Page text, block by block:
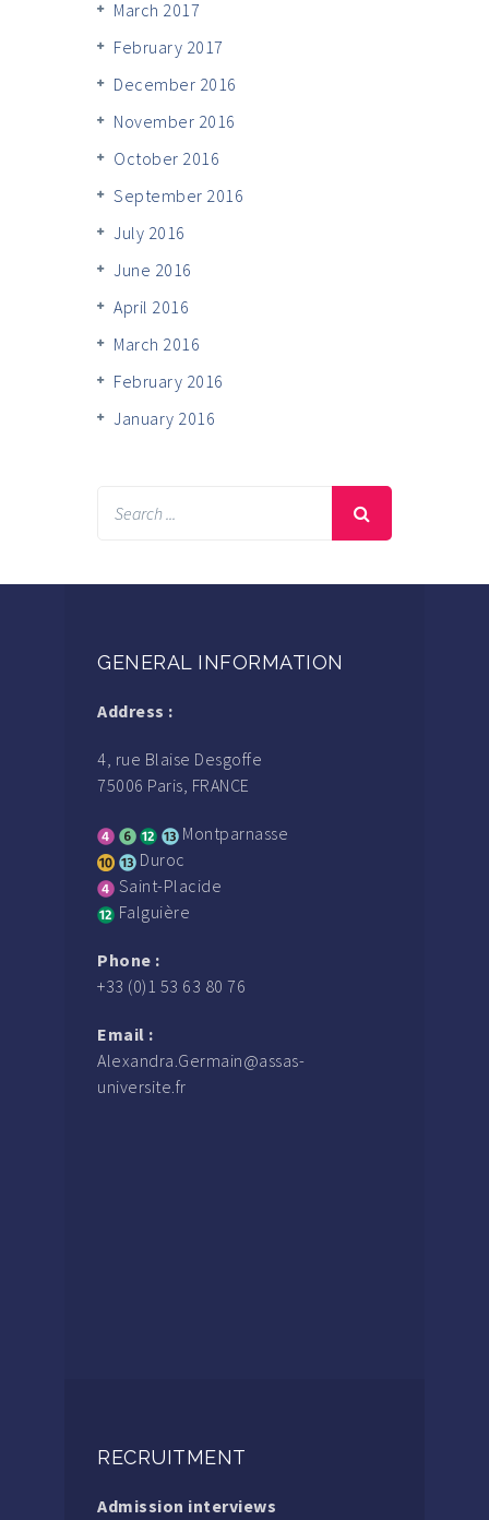
March 2017
February 2017
December 2016
November 2016
October 2016
September 2016
July 2016
June 2016
April 2016
March 2016
February 2016
January 2016
GENERAL INFORMATION
Address :
4, rue Blaise Desgoffe
75006 Paris, FRANCE
Montparnasse
Duroc
Saint-Placide
Falguière
Phone :
+33 (0)1 53 63 80 76
Email :
Alexandra.Germain@assas-
universite.fr
RECRUITMENT
Admission interviews